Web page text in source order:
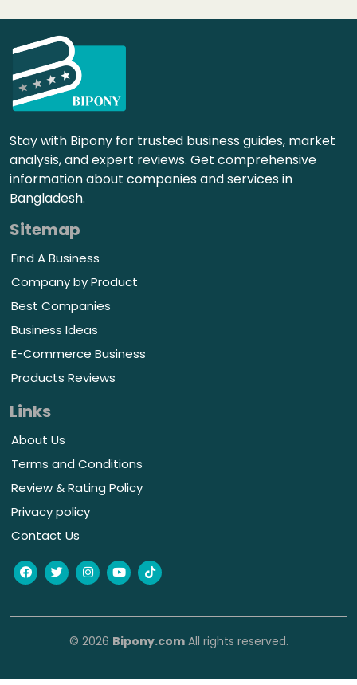
Stay with Bipony for trusted business guides, market
analysis, and expert reviews. Get comprehensive
information about companies and services in
Bangladesh.
Sitemap
Find A Business
Company by Product
Best Companies
Business Ideas
E-Commerce Business
Products Reviews
Links
About Us
Terms and Conditions
Review & Rating Policy
Privacy policy
Contact Us
© 2026 Bipony.comAll rights reserved.